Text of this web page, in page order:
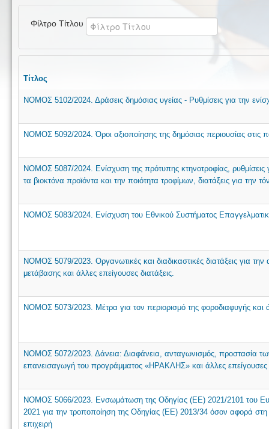
Φίλτρο Τίτλου
Τίτλος
ΝΟΜΟΣ 5102/2024. Δράσεις δημόσιας υγείας - Ρυθμίσεις για την
ΝΟΜΟΣ 5092/2024. Όροι αξιοποίησης της δημόσιας περιουσίας στις
ΝΟΜΟΣ 5087/2024. Ενίσχυση της πρότυπης κτηνοτροφίας, ρυθμίσεις
τα βιοκτόνα προϊόντα και την ποιότητα τροφίμων, διατάξεις για την
ΝΟΜΟΣ 5083/2024. Ενίσχυση του Εθνικού Συστήματος
NOMOΣ 5079/2023. Οργανωτικές και διαδικαστικές διατάξεις για
μετάβασης και άλλες επείγουσες διατάξεις.
ΝΟΜΟΣ 5073/2023. Μέτρα για τον περιορισμό της φοροδιαφυγής και
ΝΟΜΟΣ 5072/2023. Δάνεια: Διαφάνεια, ανταγωνισμός, προστασία
επανεισαγωγή του προγράμματος «ΗΡΑΚΛΗΣ» και άλλες επείγουσες
ΝΟΜΟΣ 5066/2023. Ενσωμάτωση της Οδηγίας (ΕΕ) 2021/2101 του
2021 για την τροποποίηση της Οδηγίας (ΕΕ) 2013/34 όσον αφορά στη
επιχειρή